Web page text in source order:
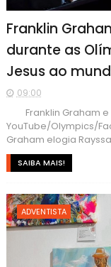
Franklin
durante as
Jesus ao
09:00
Franklin Graham e
YouTube/Olympics/
Graham elogia Rayssa
SAIBA MAIS!
ADVENTISTA